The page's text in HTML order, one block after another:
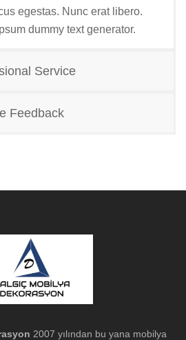
egestas. Nunc erat libero.
dummy text generator.
Service
Feedback
2007 yılından bu yana mobilya